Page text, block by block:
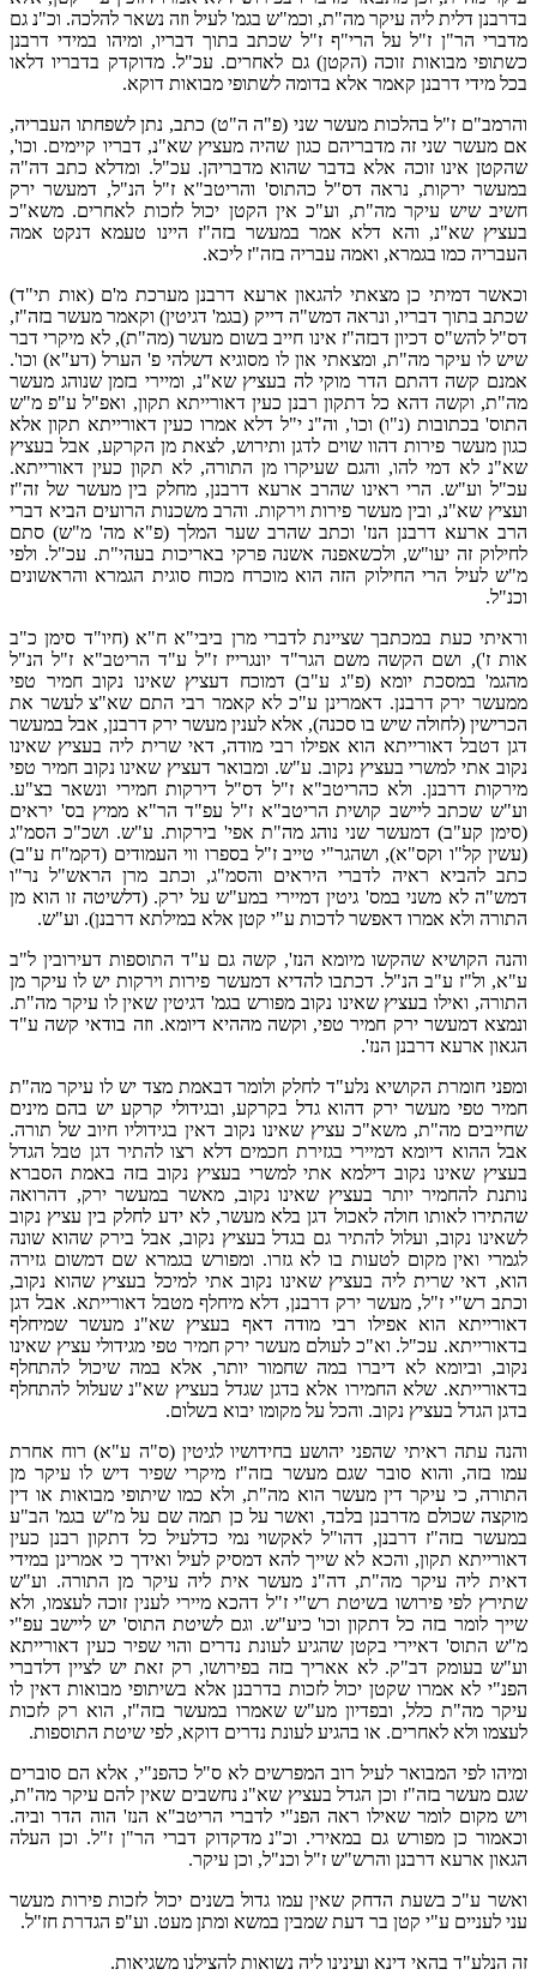
בדרבנן דלית ליה עיקר מה"ת, וכמ"ש בגמ' לעיל וזה נשאר להלכה. וכ"נ גם
מדברי הר"ן ז"ל על הרי"ף ז"ל שכתב בתוך דבריו, ומיהו במידי דרבנן
כשתופי מבואות זוכה (הקטן) גם לאחרים. עכ"ל. מדוקדק בדבריו דלאו
בכל מידי דרבנן קאמר אלא בדומה לשתופי מבואות דוקא.
והרמב"ם ז"ל בהלכות מעשר שני (פ"ה ה"ט) כתב, נתן לשפחתו העבריה,
אם מעשר שני זה מדבריהם כגון שהיה מעציץ שא"נ, דבריו קיימים. וכו',
שהקטן אינו זוכה אלא בדבר שהוא מדבריהן. עכ"ל. ומדלא כתב דה"ה
במעשר ירקות, נראה דס"ל כהתוס' והריטב"א ז"ל הנ"ל, דמעשר ירק
חשיב שיש עיקר מה"ת, וע"כ אין הקטן יכול לזכות לאחרים. משא"כ
בעציץ שא"נ, והא דלא אמר במעשר בזה"ז היינו טעמא דנקט אמה
העבריה כמו בגמרא, ואמה עבריה בזה"ז ליכא.
וכאשר דמיתי כן מצאתי להגאון ארעא דרבנן מערכת מ'ם (אות תי"ד)
שכתב בתוך דבריו, ונראה דמש"ה דייק (בגמ' דגיטין) וקאמר מעשר בזה"ז,
דס"ל להש"ס דכיון דבזה"ז אינו חייב בשום מעשר (מה"ת), לא מיקרי דבר
שיש לו עיקר מה"ת, ומצאתי און לו מסוגיא דשלהי פ' הערל (דע"א) וכו'.
אמנם קשה דהתם הדר מוקי לה בעציץ שא"נ, ומיירי בזמן שנוהג מעשר
מה"ת, וקשה דהא כל דתקון רבנן כעין דאורייתא תקון, ואפ"ל ע"פ מ"ש
התוס' בכתובות (נ"ו) וכו', וה"נ י"ל דלא אמרו כעין דאורייתא תקון אלא
כגון מעשר פירות דהוו שוים לדגן ותירוש, לצאת מן הקרקע, אבל בעציץ
שא"נ לא דמי להו, והגם שעיקרו מן התורה, לא תקון כעין דאורייתא.
עכ"ל וע"ש. הרי ראינו שהרב ארעא דרבנן, מחלק בין מעשר של זה"ז
ועציץ שא"נ, ובין מעשר פירות וירקות. והרב משכנות הרועים הביא דברי
הרב ארעא דרבנן הנז' וכתב שהרב שער המלך (פ"א מה' מ"ש) סתם
לחילוק זה יעו"ש, ולכשאפנה אשנה פרקי באריכות בעהי"ת. עכ"ל. ולפי
מ"ש לעיל הרי החילוק הזה הוא מוכרח מכוח סוגית הגמרא והראשונים
וכנ"ל.
וראיתי כעת במכתבך שציינת לדברי מרן ביבי"א ח"א (חיו"ד סימן כ"ב
אות ז'), ושם הקשה משם הגר"ד יונגרייז ז"ל ע"ד הריטב"א ז"ל הנ"ל
מהגמ' במסכת יומא (פ"ג ע"ב) דמוכח דעציץ שאינו נקוב חמיר טפי
ממעשר ירק דרבנן. דאמרינן ע"כ לא קאמר רבי התם שא"צ לעשר את
הכרישין (לחולה שיש בו סכנה), אלא לענין מעשר ירק דרבנן, אבל במעשר
דגן דטבל דאורייתא הוא אפילו רבי מודה, דאי שרית ליה בעציץ שאינו
נקוב אתי למשרי בעציץ נקוב. ע"ש. ומבואר דעציץ שאינו נקוב חמיר טפי
מירקות דרבנן. ולא כהריטב"א ז"ל דס"ל דירקות חמירי ונשאר בצ"ע.
וע"ש שכתב ליישב קושית הריטב"א ז"ל עפ"ד הר"א ממיץ בס' יראים
(סימן קע"ב) דמעשר שני נוהג מה"ת אפי' בירקות. ע"ש. ושכ"כ הסמ"ג
(עשין קל"ו וקס"א), ושהגר"י טייב ז"ל בספרו ווי העמודים (דקמ"ח ע"ב)
כתב להביא ראיה לדברי היראים והסמ"ג, וכתב מרן הראש"ל נר"ו
דמש"ה לא משני במס' גיטין דמיירי במע"ש על ירק. (דלשיטה זו הוא מן
התורה ולא אמרו דאפשר לדכות ע"י קטן אלא במילתא דרבנן). וע"ש.
והנה הקושיא שהקשו מיומא הנז', קשה גם ע"ד התוספות דעירובין ל"ב
ע"א, ול"ז ע"ב הנ"ל. דכתבו להדיא דמעשר פירות וירקות יש לו עיקר מן
התורה, ואילו בעציץ שאינו נקוב מפורש בגמ' דגיטין שאין לו עיקר מה"ת.
ונמצא דמעשר ירק חמיר טפי, וקשה מההיא דיומא. וזה בודאי קשה ע"ד
הגאון ארעא דרבנן הנז'.
ומפני חומרת הקושיא נלע"ד לחלק ולומר דבאמת מצד יש לו עיקר מה"ת
חמיר טפי מעשר ירק דהוא גדל בקרקע, ובגידולי קרקע יש בהם מינים
שחייבים מה"ת, משא"כ עציץ שאינו נקוב דאין בגידוליו חיוב של תורה.
אבל ההוא דיומא דמיירי בגזירת חכמים דלא רצו להתיר דגן טבל הגדל
בעציץ שאינו נקוב דילמא אתי למשרי בעציץ נקוב בזה באמת הסברא
נותנת להחמיר יותר בעציץ שאינו נקוב, מאשר במעשר ירק, דהרואה
שהתירו לאותו חולה לאכול דגן בלא מעשר, לא ידע לחלק בין עציץ נקוב
לשאינו נקוב, ועלול להתיר גם בגדל בעציץ נקוב, אבל בירק שהוא שונה
לגמרי ואין מקום לטעות בו לא גזרו. ומפורש בגמרא שם דמשום גזירה
הוא, דאי שרית ליה בעציץ שאינו נקוב אתי למיכל בעציץ שהוא נקוב,
וכתב רש"י ז"ל, מעשר ירק דרבנן, דלא מיחלף מטבל דאורייתא. אבל דגן
דאורייתא הוא אפילו רבי מודה דאף בעציץ שא"נ מעשר שמיחלף
בדאורייתא. עכ"ל. וא"כ לעולם מעשר ירק חמיר טפי מגידולי עציץ שאינו
נקוב, וביומא לא דיברו במה שחמור יותר, אלא במה שיכול להתחלף
בדאורייתא. שלא החמירו אלא בדגן שגדל בעציץ שא"נ שעלול להתחלף
בדגן הגדל בעציץ נקוב. והכל על מקומו יבוא בשלום.
והנה עתה ראיתי שהפני יהושע בחידושיו לגיטין (ס"ה ע"א) רוח אחרת
עמו בזה, והוא סובר שגם מעשר בזה"ז מיקרי שפיר דיש לו עיקר מן
התורה, כי עיקר דין מעשר הוא מה"ת, ולא כמו שיתופי מבואות או דין
מוקצה שכולם מדרבנן בלבד, ואשר על כן תמה שם על מ"ש בגמ' הב"ע
במעשר בזה"ז דרבנן, דהו"ל לאקשוי נמי כדלעיל כל דתקון רבנן כעין
דאורייתא תקון, והכא לא שייך להא דמסיק לעיל ואידך כי אמרינן במידי
דאית ליה עיקר מה"ת, דה"נ מעשר אית ליה עיקר מן התורה. וע"ש
שתירץ לפי פירושו בשיטת רש"י ז"ל דהכא מיירי לענין זוכה לעצמו, ולא
שייך לומר בזה כל דתקון וכו' כיע"ש. וגם לשיטת התוס' יש ליישב עפ"י
מ"ש התוס' דאיירי בקטן שהגיע לעונת נדרים והוי שפיר כעין דאורייתא
וע"ש בעומק דב"ק. לא אאריך בזה בפירושו, רק זאת יש לציין דלדברי
הפנ"י לא אמרו שקטן יכול לזכות בדרבנן אלא בשיתופי מבואות דאין לו
עיקר מה"ת כלל, ובפדיון מע"ש שאמרו במעשר בזה"ז, הוא רק לזכות
לעצמו ולא לאחרים. או בהגיע לעונת נדרים דוקא, לפי שיטת התוספות.
ומיהו לפי המבואר לעיל רוב המפרשים לא ס"ל כהפנ"י, אלא הם סוברים
שגם מעשר בזה"ז וכן הגדל בעציץ שא"נ נחשבים שאין להם עיקר מה"ת,
ויש מקום לומר שאילו ראה הפנ"י לדברי הריטב"א הנז' הוה הדר וביה.
וכאמור כן מפורש גם במאירי. וכ"נ מדקדוק דברי הר"ן ז"ל. וכן העלה
הגאון ארעא דרבנן והרש"ש ז"ל וכנ"ל, וכן עיקר.
ואשר ע"כ בשעת הדחק שאין עמו גדול בשנים יכול לזכות פירות מעשר
עני לעניים ע"י קטן בר דעת שמבין במשא ומתן מעט. וע"פ הגדרת חז"ל.
זה הנלע"ד בהאי דינא ועינינו ליה נשואות להצילנו משגיאות.